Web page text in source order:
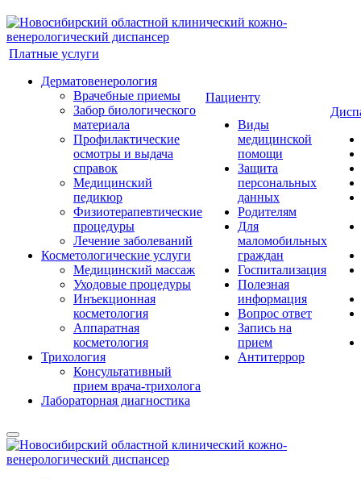
Платные услуги
Дерматовенерология
Врачебные приемы
Забор биологического
материала
Профилактические
осмотры и выдача
справок
Медицинский
педикюр
Физиотерапевтические
процедуры
Лечение заболеваний
Косметологические услуги
Медицинский массаж
Уходовые процедуры
Инъекционная
косметология
Аппаратная
косметология
Трихология
Консультативный
прием врача-трихолога
Лабораторная диагностика
Пациенту
Виды
медицинской
помощи
Защита
персональных
данных
Родителям
Для
маломобильных
граждан
Госпитализация
Полезная
информация
Вопрос ответ
Запись на
прием
Антитеррор